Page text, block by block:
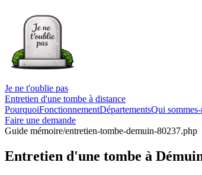
Je ne t'oublie pas
Entretien d'une tombe à distance
PourquoiFonctionnementDépartementsQui
Faire une demande
Guide mémoire/entretien-tombe-demuin-80237.php
Entretien d'une tombe à